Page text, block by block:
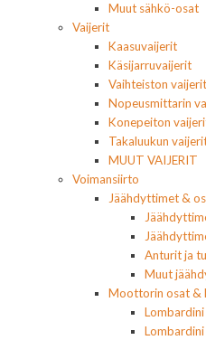
Muut sähkö-osat
Vaijerit
Kaasuvaijerit
Käsijarruvaijerit
Vaihteiston vaijerit
Nopeusmittarin
Konepeiton
Takaluukun
MUUT VAIJERIT
Voimansiirto
Jäähdyttimet &
Anturit ja
Muut
Moottorin osat &